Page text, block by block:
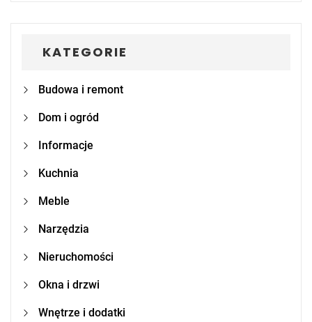
KATEGORIE
Budowa i remont
Dom i ogród
Informacje
Kuchnia
Meble
Narzędzia
Nieruchomości
Okna i drzwi
Wnętrze i dodatki